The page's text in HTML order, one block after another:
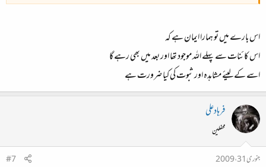
اس بارے میں تو ہمارا ایمان ہے کہ
اس کائنات سے پہلے اللہ موجود تھا اور بعد میں بھی رہے گا
اسے کے لیئے مشاہدہ اور ثبوت کی کیا ضرورت ہے
فرہادعلی
محفلین
جنوری 31، 2009
#7